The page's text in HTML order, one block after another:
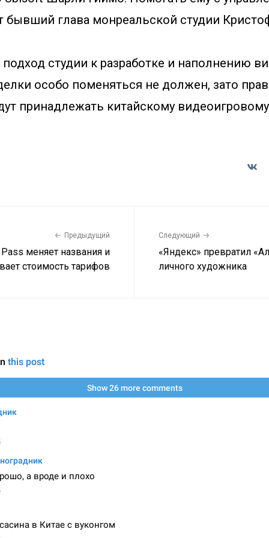
бывший глава монреальской студии
студии к разработке и наполнению
особо поменяться не должен, зато
принадлежать китайскому видеоигровому
Предыдущий
меняет названия и
стоимость тарифов
Следующий
«Яндекс» превратил
личного художника